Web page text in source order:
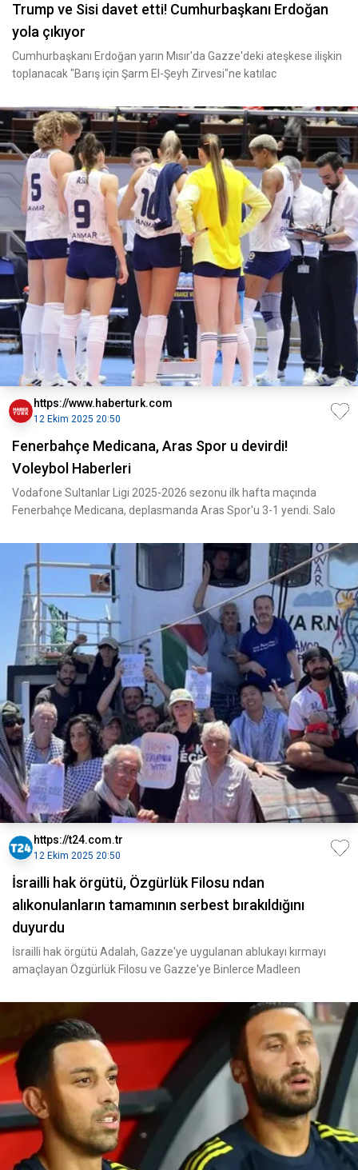
Trump ve Sisi davet etti! Cumhurbaşkanı Erdoğan
yola çıkıyor
Cumhurbaşkanı Erdoğan yarın Mısır'da Gazze'deki ateşkese ilişkin
toplanacak "Barış için Şarm El-Şeyh Zirvesi"ne katılac
https://www.haberturk.com
12 Ekim 2025 20:50
Fenerbahçe Medicana, Aras Spor u devirdi!
Voleybol Haberleri
Vodafone Sultanlar Ligi 2025-2026 sezonu ilk hafta maçında
Fenerbahçe Medicana, deplasmanda Aras Spor'u 3-1 yendi. Salo
https://t24.com.tr
12 Ekim 2025 20:50
İsrailli hak örgütü, Özgürlük Filosu ndan
alıkonulanların tamamının serbest bırakıldığını
duyurdu
İsrailli hak örgütü Adalah, Gazze'ye uygulanan ablukayı kırmayı
amaçlayan Özgürlük Filosu ve Gazze'ye Binlerce Madleen